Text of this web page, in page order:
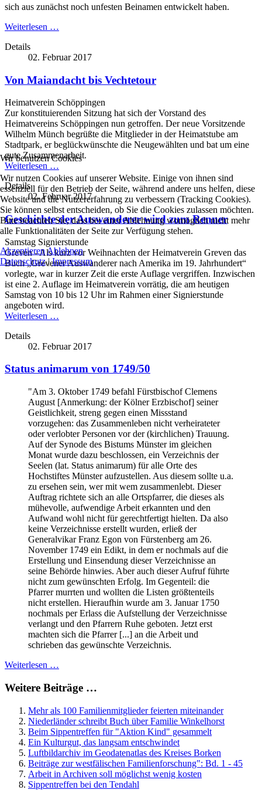
sich aus zunächst noch unfesten Beinamen entwickelt haben.
Weiterlesen …
Details
02. Februar 2017
Von Maiandacht bis Vechtetour
Heimatverein Schöppingen
Zur konstituierenden Sitzung hat sich der Vorstand des
Heimatvereins Schöppingen nun getroffen. Der neue Vorsitzende
Wilhelm Münch begrüßte die Mitglieder in der Heimatstube am
Stadtpark, er beglückwünschte die Neugewählten und bat um eine
gute Zusammenarbeit.
Weiterlesen …
Details
02. Februar 2017
Geschichte der Auswanderer wird zum Renner
Samstag Signierstunde
Greven - Als kurz vor Weihnachten der Heimatverein Greven das
Buch „Grevener Auswanderer nach Amerika im 19. Jahrhundert“
vorlegte, war in kurzer Zeit die erste Auflage vergriffen. Inzwischen
ist eine 2. Auflage im Heimatverein vorrätig, die am heutigen
Samstag von 10 bis 12 Uhr im Rahmen einer Signierstunde
angeboten wird.
Weiterlesen …
Details
02. Februar 2017
Status animarum von 1749/50
"Am 3. Oktober 1749 befahl Fürstbischof Clemens
August [Anmerkung: der Kölner Erzbischof] seiner
Geistlichkeit, streng gegen einen Missstand
vorzugehen: das Zusammenleben nicht verheirateter
oder verlobter Personen vor der (kirchlichen) Trauung.
Auf der Synode des Bistums Münster im gleichen
Monat wurde dazu beschlossen, ein Verzeichnis der
Seelen (lat. Status animarum) für alle Orte des
Hochstiftes Münster aufzustellen. Aus diesem sollte u.a.
zu ersehen sein, wer mit wem zusammenlebt. Dieser
Auftrag richtete sich an alle Ortspfarrer, die dieses als
mühevolle, aufwendige Arbeit erkannten und den
Aufwand wohl nicht für gerechtfertigt hielten. Da also
keine Verzeichnisse erstellt wurden, erließ der
Generalvikar Franz Egon von Fürstenberg am 26.
November 1749 ein Edikt, in dem er nochmals auf die
Erstellung und Einsendung dieser Verzeichnisse an
seine Behörde hinwies. Aber auch dieser Aufruf führte
nicht zum gewünschten Erfolg. Im Gegenteil: die
Pfarrer murrten und wollten die Listen größtenteils
nicht erstellen. Hieraufhin wurde am 3. Januar 1750
nochmals per Erlass die Aufstellung der Verzeichnisse
verlangt und den Pfarrern Ruhe geboten. Jetzt erst
machten sich die Pfarrer [...] an die Arbeit und
schrieben das gewünschte Verzeichnis.
Weiterlesen …
Weitere Beiträge …
Mehr als 100 Familienmitglieder feierten miteinander
Niederländer schreibt Buch über Familie Winkelhorst
Beim Sippentreffen für "Aktion Kind" gesammelt
Ein Kulturgut, das langsam entschwindet
Luftbildarchiv im Geodatenatlas des Kreises Borken
Beiträge zur westfälischen Familienforschung": Bd. 1 - 45
Arbeit in Archiven soll möglichst wenig kosten
Sippentreffen bei den Tendahl
Wir benutzen Cookies
Wir nutzen Cookies auf unserer Website. Einige von ihnen sind
essenziell für den Betrieb der Seite, während andere uns helfen, diese
Website und die Nutzererfahrung zu verbessern (Tracking Cookies).
Sie können selbst entscheiden, ob Sie die Cookies zulassen möchten.
Bitte beachten Sie, dass bei einer Ablehnung womöglich nicht mehr
alle Funktionalitäten der Seite zur Verfügung stehen.
Akzeptieren Ablehnen
Datenschutz|Impressum